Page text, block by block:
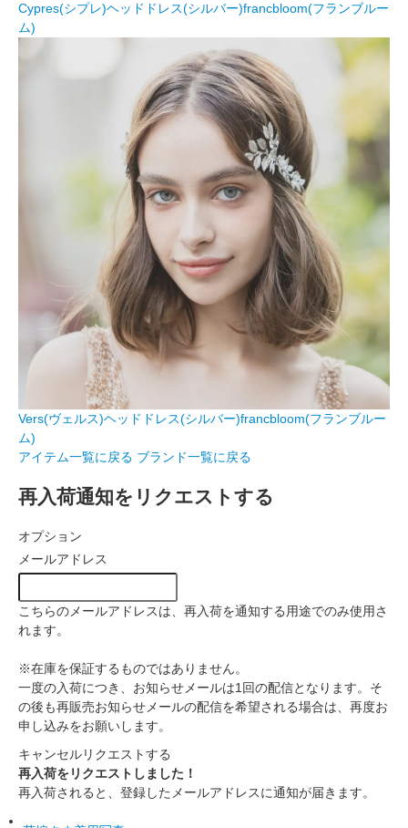
Cypres(シプレ)ヘッドドレス(シルバー)francbloom(フランブルー
ム)
Vers(ヴェルス)ヘッドドレス(シルバー)francbloom(フランブルー
ム)
アイテム一覧に戻る ブランド一覧に戻る
再入荷通知をリクエストする
オプション
メールアドレス
こちらのメールアドレスは、再入荷を通知する用途でのみ使用さ
れます。
※在庫を保証するものではありません。
一度の入荷につき、お知らせメールは1回の配信となります。そ
の後も再販売お知らせメールの配信を希望される場合は、再度お
申し込みをお願いします。
キャンセルリクエストする
再入荷をリクエストしました！
再入荷されると、登録したメールアドレスに通知が届きます。